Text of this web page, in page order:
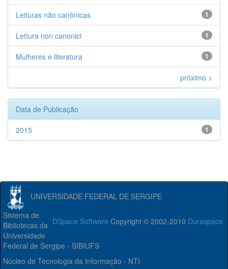
1
Leituras não canônicas
1
Lettura non canonici
1
Mulheres e literatura
próximo >
Data de Publicação
1
2015
UNIVERSIDADE FEDERAL DE SERGIPE
DSpace Software Copyright © 2002-2010 Duraspace
Sistema de
Bibliotecas da
Universidade
Federal de Sergipe - SIBIUFS
Núcleo de Tecnologia da Informação - NTI